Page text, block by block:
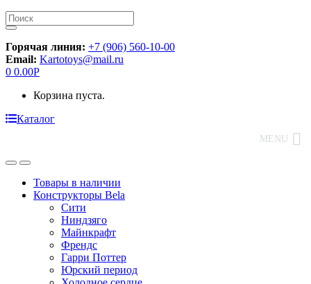
Искать:
Горячая линия: +7 (906) 560-10-00
Email: Kartotoys@mail.ru
0 0.00Р
Корзина пуста.
Каталог
MENU
Товары в наличии
Конструкторы Bela
Сити
Ниндзяго
Майнкрафт
Френдс
Гарри Поттер
Юрский период